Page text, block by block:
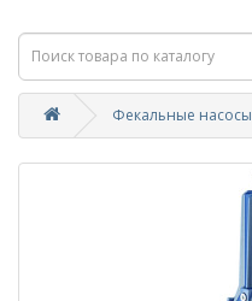
Фекальные насосы